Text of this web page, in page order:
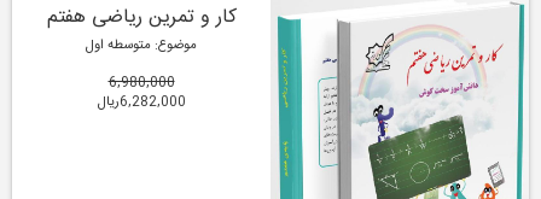
کار و تمرین ریاضی هفتم
موضوع: متوسطه اول
6,980,000
6,282,000ریال